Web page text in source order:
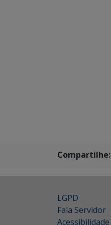
Compartilhe:
LGPD
Fala Servidor
Acessibilidade